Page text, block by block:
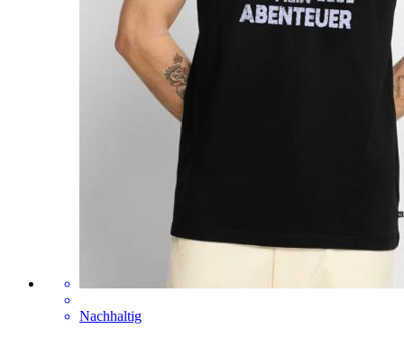
Nachhaltig